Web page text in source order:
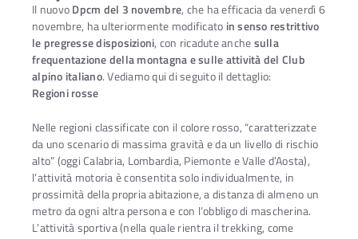
Il nuovoDpcm del 3 novembre, che ha efficacia da venerdì 6
novembre, ha ulteriormente modificato in senso restrittivo
le pregresse disposizioni, con ricadute anchesulla
frequentazione della montagna e sulle attività del Club
alpino italiano. Vediamo qui di seguito il dettaglio:
Regioni rosse
Nelle regioni classificate con il colore rosso, “caratterizzate
da uno scenario di massima gravità e da un livello di rischio
alto” (oggi Calabria, Lombardia, Piemonte e Valle d’Aosta),
l’attività motoria è consentita solo individualmente, in
prossimità della propria abitazione, a distanza di almeno un
metro da ogni altra persona e con l’obbligo di mascherina.
L’attività sportiva (nella quale rientra il trekking, come